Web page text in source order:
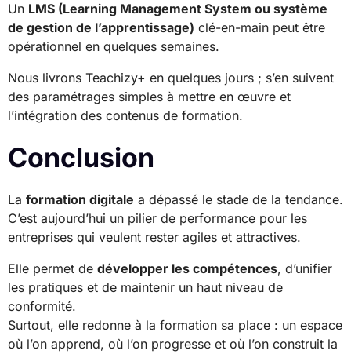
Un LMS (Learning Management System ou système
de gestion de l’apprentissage) clé-en-main peut être
opérationnel en quelques semaines.
Nous livrons Teachizy+ en quelques jours ; s’en suivent
des paramétrages simples à mettre en œuvre et
l’intégration des contenus de formation.
Conclusion
La formation digitale a dépassé le stade de la tendance.
C’est aujourd’hui un pilier de performance pour les
entreprises qui veulent rester agiles et attractives.
Elle permet de développer les compétences, d’unifier
les pratiques et de maintenir un haut niveau de
conformité.
Surtout, elle redonne à la formation sa place : un espace
où l’on apprend, où l’on progresse et où l’on construit la